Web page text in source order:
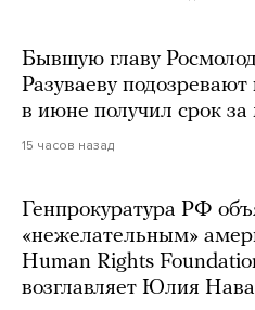
Бывшую главу
Разуваеву
в июне получил срок
15 часов назад
Генпрокуратура РФ
«нежелательным»
Human Rights
возглавляет Юлия